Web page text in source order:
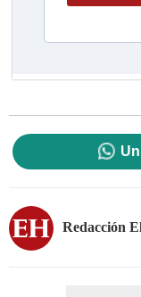
Redacción